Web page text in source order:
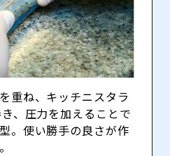
重ね、キッチニスタラ
、圧力を加えることで
。使い勝手の良さが作